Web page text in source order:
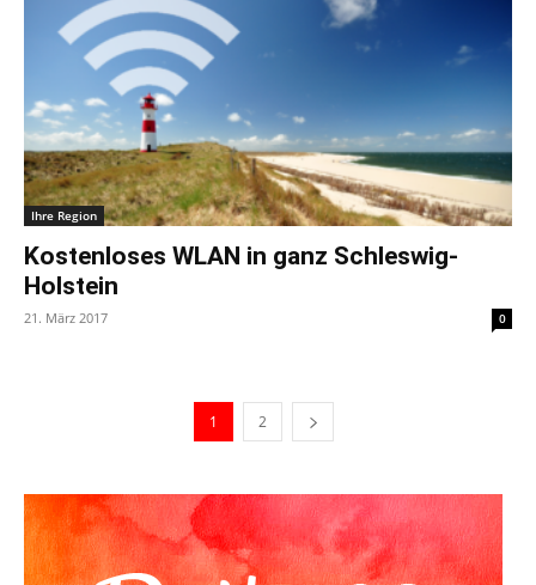
Ihre Region
Kostenloses WLAN in ganz Schleswig-
Holstein
21. März 2017 0
1 2